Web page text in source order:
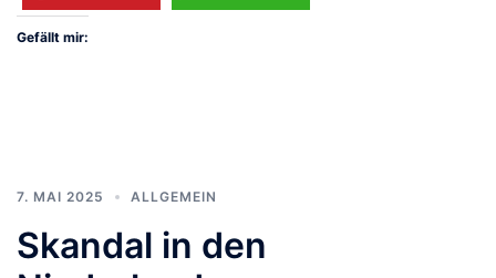
Gefällt mir:
7. MAI 2025 ALLGEMEIN
Skandal in den